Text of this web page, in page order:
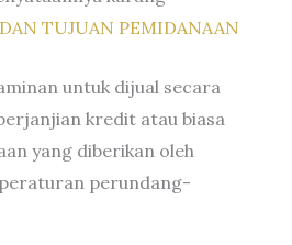
TUJUAN PEMIDANAAN
untuk dijual secara
kredit atau biasa
yang diberikan oleh
perundang-